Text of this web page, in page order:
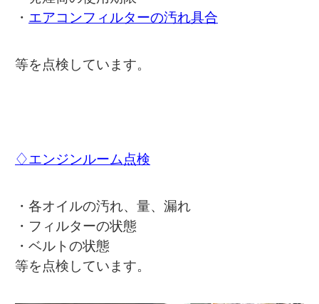
・ エアコンフィルターの汚れ具合
等を点検しています。
♢エンジンルーム点検
・各オイルの汚れ、量、漏れ
・フィルターの状態
・ベルトの状態
等を点検しています。